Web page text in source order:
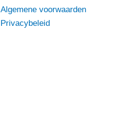
Algemene voorwaarden
Privacybeleid